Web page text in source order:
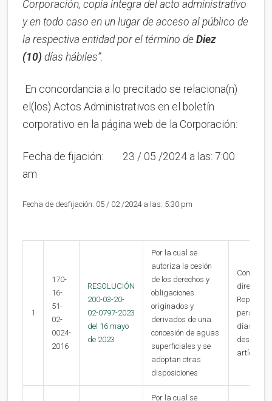
Corporación, copia íntegra del acto administrativo
y en todo caso en un lugar de acceso al público de
la respectiva entidad por el término de Diez
(10) días hábiles”.
En concordancia a lo precitado se relaciona(n)
el(los) Actos Administrativos en el boletín
corporativo en la página web de la Corporación:
Fecha de fijación: 23 / 05 /2024 a las: 7:00
am
Fecha de desfijación: 05 / 02 /2024 a las: 5:30 pm
1
170-
16-
51-
02-
0024-
2016
RESOLUCIÓN
200-03-20-
02-0797-2023
del 16 mayo
de 2023
Por la cual se
autoriza la cesión
de los derechos y
obligaciones
originados y
derivados de una
concesión de aguas
superficiales y se
adoptan otras
disposiciones
Contra la
directora
días
artículos
Por la cual se